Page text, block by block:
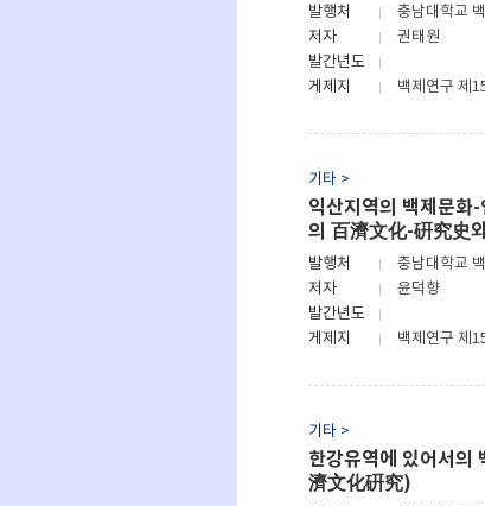
발행처
충남대학교
저자
권태원
발간년도
게제지
백제연구 제
기타 >
익산지역의 백제문화
의 百濟文化-硏究史
발행처
충남대학교
저자
윤덕향
발간년도
게제지
백제연구 제
기타 >
한강유역에 있어서의
濟文化硏究)